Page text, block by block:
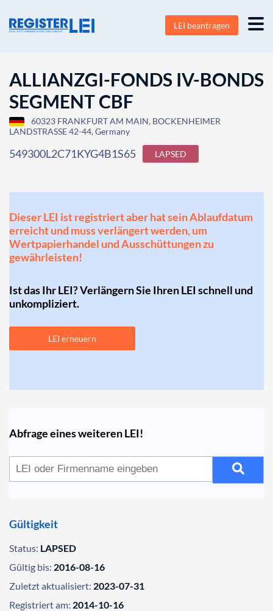
LEI beantragen
ALLIANZGI-FONDS IV-BONDS
SEGMENT CBF
60323 FRANKFURT AM MAIN, BOCKENHEIMER
LANDSTRASSE 42-44, Germany
549300L2C71KYG4B1S65 LAPSED
Dieser LEI ist registriert aber hat sein Ablaufdatum
erreicht und muss verlängert werden, um
Wertpapierhandel und Ausschüttungen zu
gewährleisten!
Ist das Ihr LEI? Verlängern Sie Ihren LEI schnell und
unkompliziert.
LEI erneuern
Abfrage eines weiteren LEI!
Gültigkeit
Status: LAPSED
Gültig bis: 2016-08-16
Zuletzt aktualisiert: 2023-07-31
Registriert am: 2014-10-16